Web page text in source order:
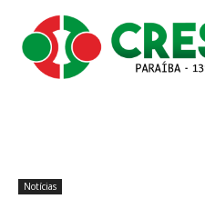
Notícias